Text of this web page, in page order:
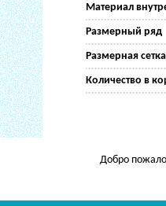
Материал
Размерный ряд
Размерная сетка
Количество в
Добро